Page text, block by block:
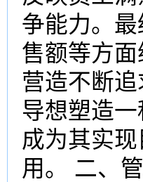
争能力。
售额等方
营造不断
导想塑造
成为其实
用。 二、